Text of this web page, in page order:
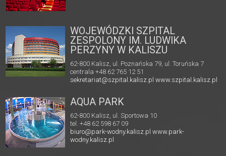
WOJEWÓDZKI SZPITAL
ZESPOLONY IM. LUDWIKA
PERZYNY W KALISZU
62-800 Kalisz, ul. Poznańska 79, ul. Toruńska 7
centrala +48 62 765 12 51
sekretariat@szpital.kalisz.pl www.szpital.kalisz.pl
AQUA PARK
62-800 Kalisz, ul. Sportowa 10
tel. +48 62 598 67 09
biuro@park-wodny.kalisz.pl www.park-
wodny.kalisz.pl